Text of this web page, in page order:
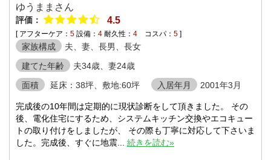
ゆうままさん
評価： 4.5
[ アフターケア： 5 設備： 4 耐久性： 4 コスパ： 5 ]
家族構成
夫、妻、長男、長女
建てた年齢
夫34歳、妻24歳
面積
延床：38坪、敷地:60坪 入居年月 2001年3月
完成後の10年間は定期的に現状診断をして頂きました。 その
後、電化住宅にするため、システムキッチン交換やエコキュー
トの取り付けをしましたが、 その際も丁寧に対応して下さいま
した。完成後、すぐに地震... 続きを読む»